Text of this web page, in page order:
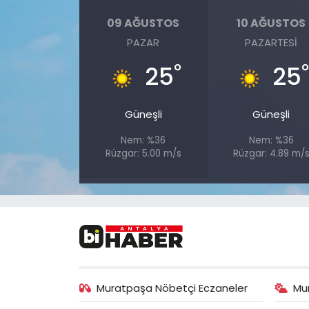
09 AĞUSTOS
PAZAR
25°
Güneşli
Nem: %36
Rüzgar: 5.00 m/s
10 AĞUSTOS
PAZARTESI
25°
Güneşli
Nem: %36
Rüzgar: 4.89 m/s
Muratpaşa Nöbetçi Eczaneler